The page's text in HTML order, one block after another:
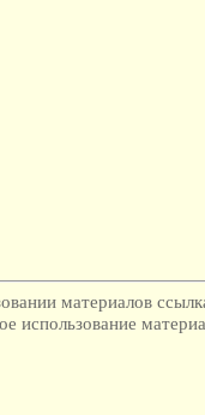
материалов
использование